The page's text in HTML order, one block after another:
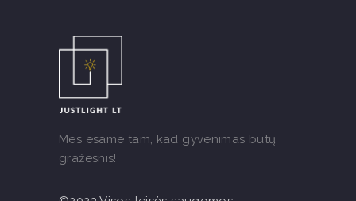
Mes esame tam, kad gyvenimas būtų
gražesnis!